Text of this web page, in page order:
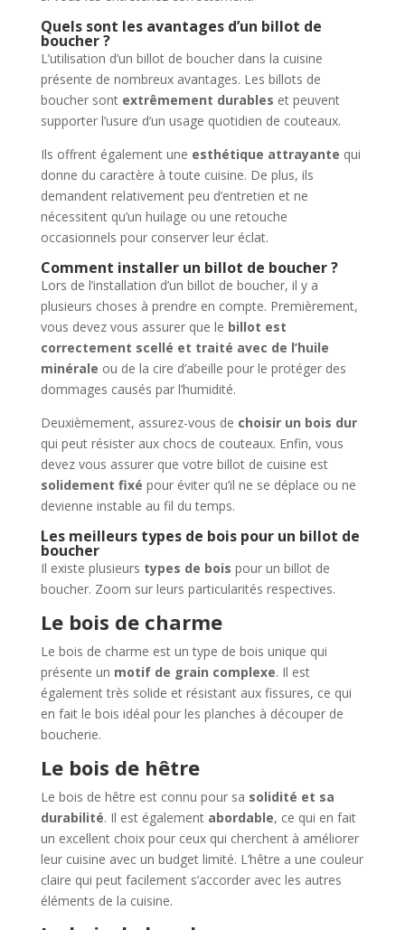
Quels sont les avantages d’un billot de
boucher ?
L’utilisation d’un billot de boucher dans la cuisine
présente de nombreux avantages. Les billots de
boucher sont extrêmement durables et peuvent
supporter l’usure d’un usage quotidien de couteaux.
Ils offrent également une esthétique attrayante qui
donne du caractère à toute cuisine. De plus, ils
demandent relativement peu d’entretien et ne
nécessitent qu’un huilage ou une retouche
occasionnels pour conserver leur éclat.
Comment installer un billot de boucher ?
Lors de l’installation d’un billot de boucher, il y a
plusieurs choses à prendre en compte. Premièrement,
vous devez vous assurer que le billot est
correctement scellé et traité avec de l’huile
minérale ou de la cire d’abeille pour le protéger des
dommages causés par l’humidité.
Deuxièmement, assurez-vous de choisir un bois dur
qui peut résister aux chocs de couteaux. Enfin, vous
devez vous assurer que votre billot de cuisine est
solidement fixé pour éviter qu’il ne se déplace ou ne
devienne instable au fil du temps.
Les meilleurs types de bois pour un billot de
boucher
Il existe plusieurs types de bois pour un billot de
boucher. Zoom sur leurs particularités respectives.
Le bois de charme
Le bois de charme est un type de bois unique qui
présente un motif de grain complexe. Il est
également très solide et résistant aux fissures, ce qui
en fait le bois idéal pour les planches à découper de
boucherie.
Le bois de hêtre
Le bois de hêtre est connu pour sa solidité et sa
durabilité. Il est également abordable, ce qui en fait
un excellent choix pour ceux qui cherchent à améliorer
leur cuisine avec un budget limité. L’hêtre a une couleur
claire qui peut facilement s’accorder avec les autres
éléments de la cuisine.